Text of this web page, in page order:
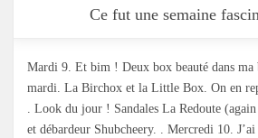
Ce fut une semaine
Mardi 9. Et bim ! Deux box beauté dans ma
mardi. La Birchox et la Little Box. On en
. Look du jour ! Sandales La Redoute
et débardeur Shubcheery. . Mercredi 10.